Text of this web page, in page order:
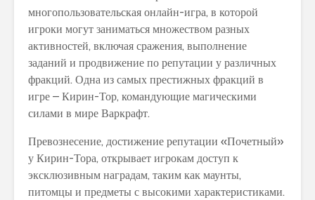
многопользовательская онлайн-игра, в которой
игроки могут заниматься множеством разных
активностей, включая сражения, выполнение
заданий и продвижение по репутации у различных
фракций. Одна из самых престижных фракций в
игре – Кирин-Тор, командующие магическими
силами в мире Варкрафт.
Превознесение, достижение репутации «Почетный»
у Кирин-Тора, открывает игрокам доступ к
эксклюзивным наградам, таким как маунты,
питомцы и предметы с высокими характеристиками.